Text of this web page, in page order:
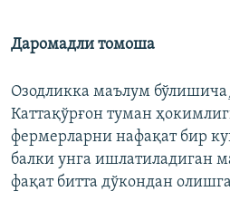
Даромадли томоша
Озодликка маълум
Каттақўрғон туман
фермерларни нафақат бир
балки унга ишлатиладиган
фақат битта дўкондан